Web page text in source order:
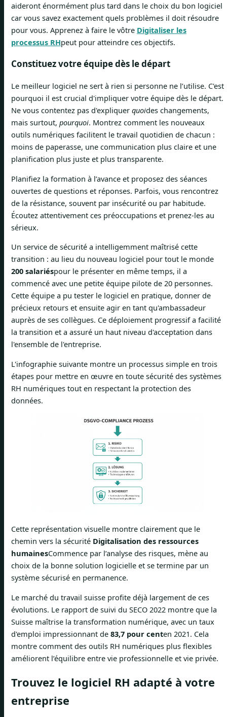
aideront énormément plus tard dans le choix du bon logiciel
car vous savez exactement quels problèmes il doit résoudre
pour vous. Apprenez à faire le vôtre Digitaliser les
processus RHpeut pour atteindre ces objectifs.
Constituez votre équipe dès le départ
Le meilleur logiciel ne sert à rien si personne ne l’utilise. C'est
pourquoi il est crucial d'impliquer votre équipe dès le départ.
Ne vous contentez pas d'expliquer quoides changements,
mais surtout, pourquoi. Montrez comment les nouveaux
outils numériques facilitent le travail quotidien de chacun :
moins de paperasse, une communication plus claire et une
planification plus juste et plus transparente.
Planifiez la formation à l’avance et proposez des séances
ouvertes de questions et réponses. Parfois, vous rencontrez
de la résistance, souvent par insécurité ou par habitude.
Écoutez attentivement ces préoccupations et prenez-les au
sérieux.
Un service de sécurité a intelligemment maîtrisé cette
transition : au lieu du nouveau logiciel pour tout le monde
200 salariéspour le présenter en même temps, il a
commencé avec une petite équipe pilote de 20 personnes.
Cette équipe a pu tester le logiciel en pratique, donner de
précieux retours et ensuite agir en tant qu'ambassadeur
auprès de ses collègues. Ce déploiement progressif a facilité
la transition et a assuré un haut niveau d'acceptation dans
l'ensemble de l'entreprise.
L'infographie suivante montre un processus simple en trois
étapes pour mettre en œuvre en toute sécurité des systèmes
RH numériques tout en respectant la protection des
données.
Cette représentation visuelle montre clairement que le
chemin vers la sécurité Digitalisation des ressources
humainesCommence par l’analyse des risques, mène au
choix de la bonne solution logicielle et se termine par un
système sécurisé en permanence.
Le marché du travail suisse profite déjà largement de ces
évolutions. Le rapport de suivi du SECO 2022 montre que la
Suisse maîtrise la transformation numérique, avec un taux
d'emploi impressionnant de 83,7 pour centen 2021. Cela
montre comment des outils RH numériques plus flexibles
améliorent l’équilibre entre vie professionnelle et vie privée.
Trouvez le logiciel RH adapté à votre
entreprise